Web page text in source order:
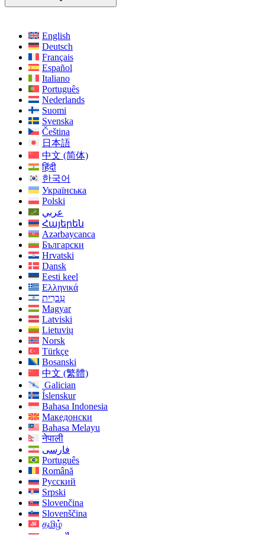
English
Deutsch
Français
Español
Italiano
Português
Nederlands
Suomi
Svenska
Čeština
日本語
中文 (简体)
हिंदी
한국어
Українська
Polski
عربي
Հայերեն
Azərbaycanca
Български
Hrvatski
Dansk
Eesti keel
Ελληνικά
עִברִית
Magyar
Latviski
Lietuvių
Norsk
Türkçe
Bosanski
中文 (繁體)
Galician
Íslenskur
Bahasa Indonesia
Македонски
Bahasa Melayu
नेपाली
فارسی
Português
Română
Русский
Srpski
Slovenčina
Slovenščina
தமிழ்